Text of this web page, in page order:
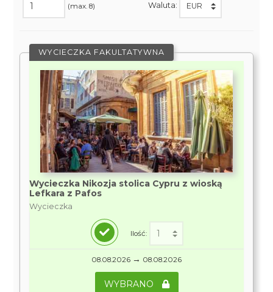
(max. 8) Waluta:
WYCIECZKA FAKULTATYWNA
Wycieczka Nikozja stolica Cypru z wioską
Lefkara z Pafos
Wycieczka
Ilość:
08.08.2026 → 08.08.2026
WYBRANO